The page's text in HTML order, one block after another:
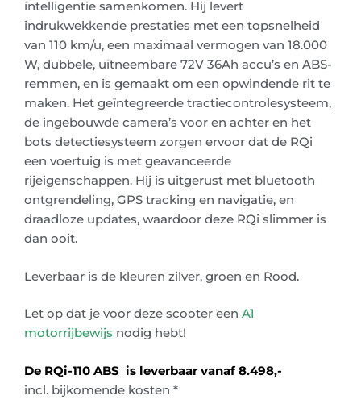
intelligentie samenkomen. Hij levert
indrukwekkende prestaties met een topsnelheid
van 110 km/u, een maximaal vermogen van 18.000
W, dubbele, uitneembare 72V 36Ah accu’s en ABS-
remmen, en is gemaakt om een opwindende rit te
maken. Het geïntegreerde tractiecontrolesysteem,
de ingebouwde camera’s voor en achter en het
bots detectiesysteem zorgen ervoor dat de RQi
een voertuig is met geavanceerde
rijeigenschappen. Hij is uitgerust met bluetooth
ontgrendeling, GPS tracking en navigatie, en
draadloze updates, waardoor deze RQi slimmer is
dan ooit.
Leverbaar is de kleuren zilver, groen en Rood.
Let op dat je voor deze scooter een A1
motorrijbewijs nodig hebt!
De RQi-110 ABS is leverbaar vanaf8.498,-
incl. bijkomende kosten *